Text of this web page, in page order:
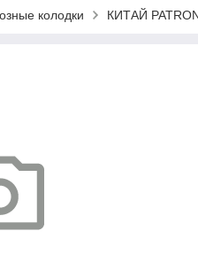
колодки КИТАЙ